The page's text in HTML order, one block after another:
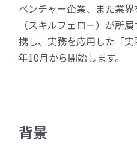
ベンチャー企業、また業
（スキルフェロー）が所
携し、実務を応用した「
年10月から開始します。
背景